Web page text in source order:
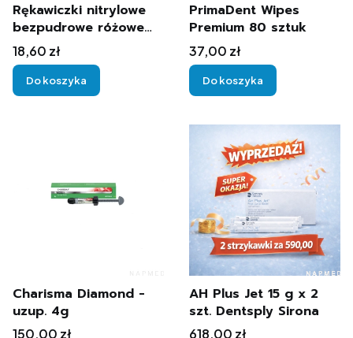
Rękawiczki nitrylowe
bezpudrowe różowe
PrimaDent 100 sztuk
Cena
18,60 zł
Do koszyka
PrimaDent Wipes
Premium 80 sztuk
Cena
37,00 zł
Do koszyka
Charisma Diamond -
uzup. 4g
Cena
150,00 zł
AH Plus Jet 15 g x 2
szt. Dentsply Sirona
Cena
618,00 zł